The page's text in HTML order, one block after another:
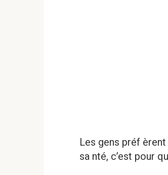
Les gens préf
sa nté, c’est pour